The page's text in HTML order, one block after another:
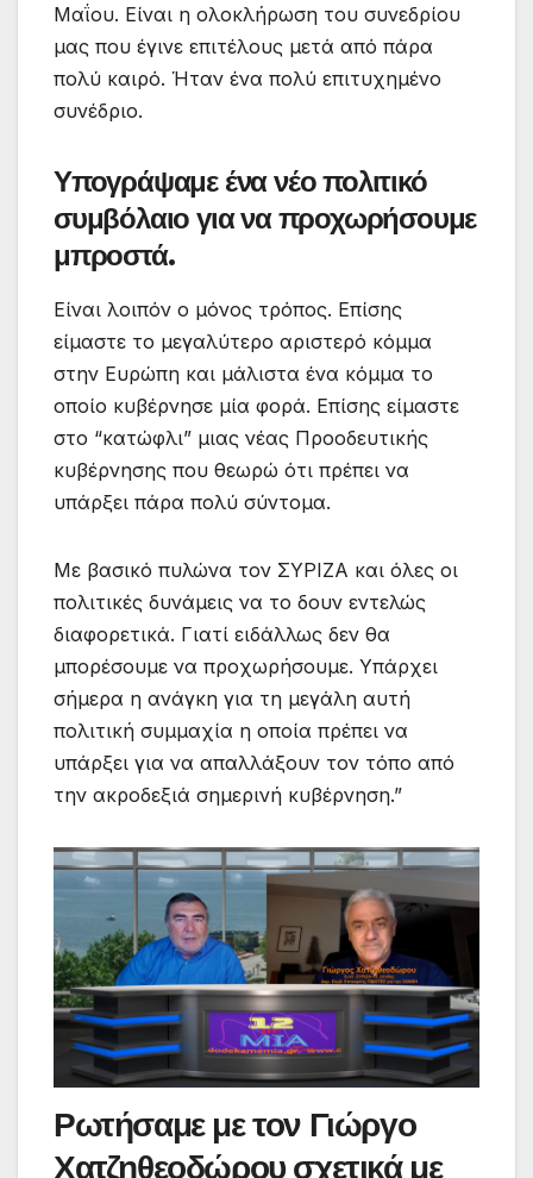
Μαΐου. Είναι η ολοκλήρωση του συνεδρίου
μας που έγινε επιτέλους μετά από πάρα
πολύ καιρό. Ήταν ένα πολύ επιτυχημένο
συνέδριο.
Υπογράψαμε ένα νέο πολιτικό
συμβόλαιο για να προχωρήσουμε
μπροστά.
Είναι λοιπόν ο μόνος τρόπος. Επίσης
είμαστε το μεγαλύτερο αριστερό κόμμα
στην Ευρώπη και μάλιστα ένα κόμμα το
οποίο κυβέρνησε μία φορά. Επίσης είμαστε
στο “κατώφλι” μιας νέας Προοδευτικής
κυβέρνησης που θεωρώ ότι πρέπει να
υπάρξει πάρα πολύ σύντομα.
Με βασικό πυλώνα τον ΣΥΡΙΖΑ και όλες οι
πολιτικές δυνάμεις να το δουν εντελώς
διαφορετικά. Γιατί ειδάλλως δεν θα
μπορέσουμε να προχωρήσουμε. Υπάρχει
σήμερα η ανάγκη για τη μεγάλη αυτή
πολιτική συμμαχία η οποία πρέπει να
υπάρξει για να απαλλάξουν τον τόπο από
την ακροδεξιά σημερινή κυβέρνηση.”
Ρωτήσαμε με τον Γιώργο
Χατζηθεοδώρου σχετικά με